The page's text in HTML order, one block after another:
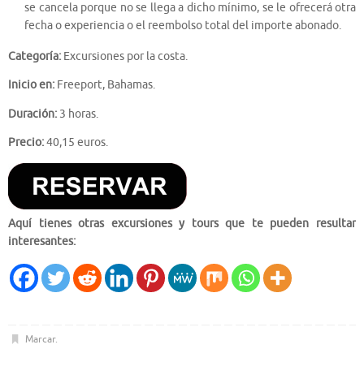
se cancela porque no se llega a dicho mínimo, se le ofrecerá otra
fecha o experiencia o el reembolso total del importe abonado.
Categoría: Excursiones por la costa.
Inicio en: Freeport, Bahamas.
Duración: 3 horas.
Precio:40,15 euros.
Aquí tienes otras excursiones y tours que te pueden resultar
interesantes:
Marcar.